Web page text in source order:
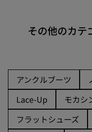
その他のカテ
アンクルブーツ
Lace-Up
モカシ
フラットシューズ